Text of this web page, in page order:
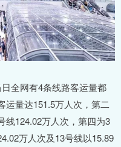
全网有4条线路客运量都
运量达151.5万人次，第二
线124.02万人次，第四为3
万人次及13号线以15.89